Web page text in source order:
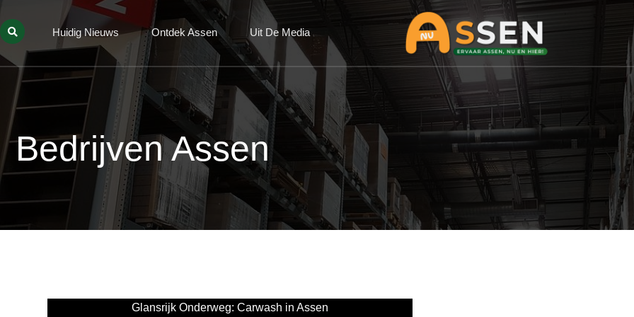
Huidig Nieuws Ontdek Assen Uit De Media
Bedrijven Assen
Glansrijk Onderweg: Carwash in Assen